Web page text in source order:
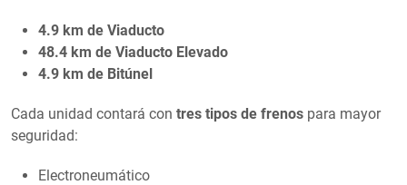
4.9 km de Viaducto
48.4 km de Viaducto Elevado
4.9 km de Bitúnel
Cada unidad contará con tres tipos de frenos para mayor
seguridad:
Electroneumático